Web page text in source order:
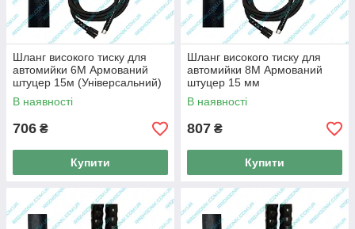
Шланг високого тиску для
автомийки 6M Армований
штуцер 15м (Універсальний)
В наявності
706 ₴
Купити
Шланг високого тиску для
автомийки 8M Армований
штуцер 15 мм
(Універсальний)
В наявності
807 ₴
Купити